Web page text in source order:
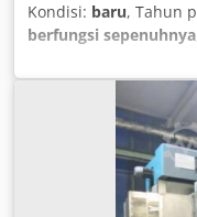
Kondisi: baru, Tahun
berfungsi sepenuhnya
pembubutan:1.600
5.190 mm
3.885 mm,
, beban
,
, Vertical